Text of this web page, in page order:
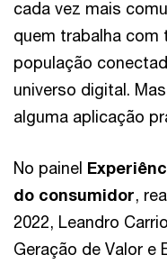
cada vez mais
quem trabalha com
população
universo digital.
alguma aplicação
No painel
do consumidor,
2022, Leandro
Geração de Valor e